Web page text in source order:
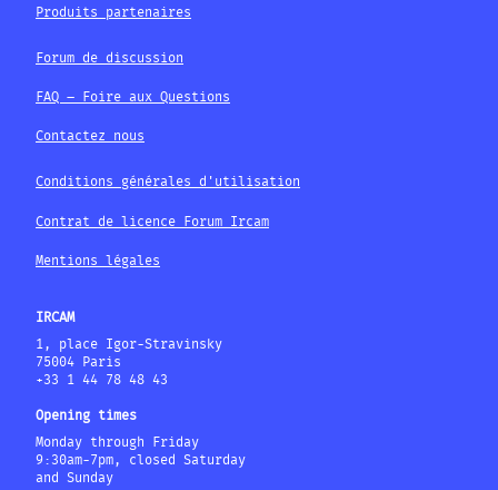
Produits partenaires
Forum de discussion
FAQ – Foire aux Questions
Contactez nous
Conditions générales d'utilisation
Contrat de licence Forum Ircam
Mentions légales
IRCAM
1, place Igor-Stravinsky
75004 Paris
+33 1 44 78 48 43
Opening times
Monday through Friday
9:30am-7pm, closed Saturday
and Sunday